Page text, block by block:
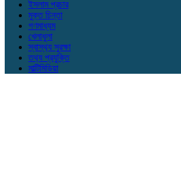
ইসলাম প্রচার
মুক্ত চিন্তা
গণমাধ্যম
খেলাধুলা
স্বাস্থ‍্য সুরক্ষা
তথ‍্য প্রযুক্তি
মাল্টিমিডিয়া